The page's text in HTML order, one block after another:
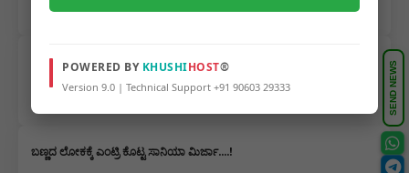
‘ಲವ್ ಇನ್ ಲಾಕ್ ಡೌನ್’ – ಚಿತ್ರೀಕರಣ ಆರಂಭ
ಬಣ್ಣದ ಲೋಕಕ್ಕೆ ಎಂಟ್ರಿ ಕೊಟ್ಟ ಸಾನಿಯಾ ಮಿರ್ಜಾ….!
SEND NEWS
POWERED BY KHUSHIHOST®
Version 9.0 | Technical Support +91 90603 29333